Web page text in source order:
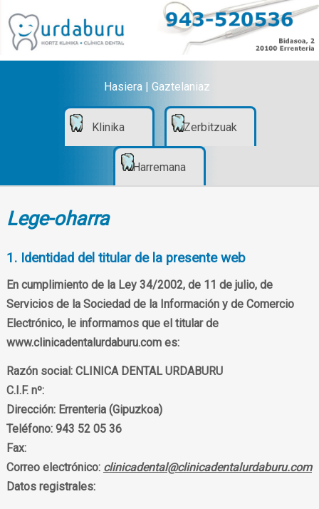
Hasiera| Gaztelaniaz
Klinika Zerbitzuak
Harremana
Lege-oharra
1. Identidad del titular de la presente web
En cumplimiento de la Ley 34/2002, de 11 de julio, de
Servicios de la Sociedad de la Información y de Comercio
Electrónico, le informamos que el titular de
www.clinicadentalurdaburu.com es:
Razón social:CLINICA DENTAL URDABURU
C.I.F. nº:
Dirección:Errenteria (Gipuzkoa)
Teléfono:943 52 05 36
Fax:
Correo electrónico: clinicadental@clinicadentalurdaburu.com
Datos registrales: